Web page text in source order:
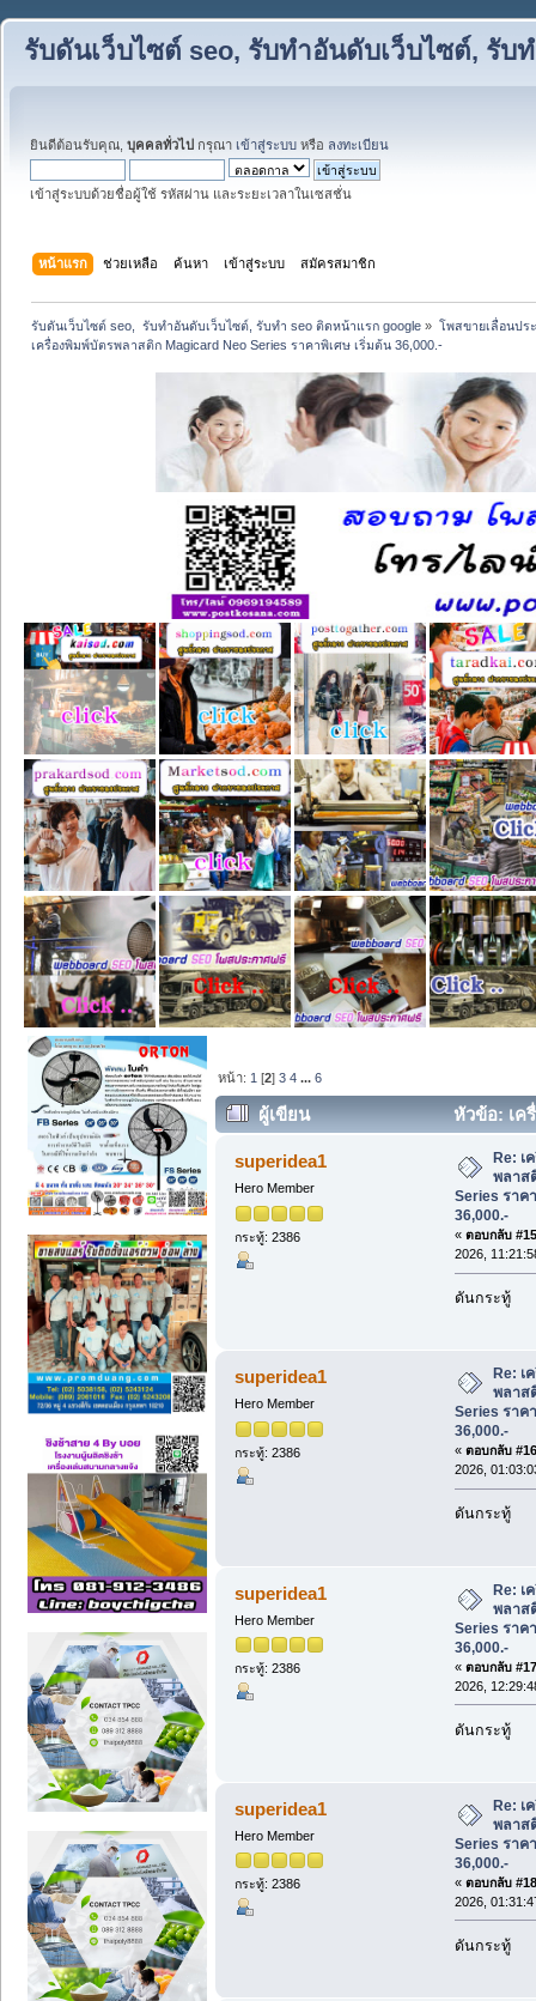
รับดันเว็บไซต์ seo, รับทำอันดับเว็บไซต์, รับ
ยินดีต้อนรับคุณ, บุคคลทั่วไป กรุณา เข้าสู่ระบบ หรือ ลงทะเบียน
เข้าสู่ระบบด้วยชื่อผู้ใช้ รหัสผ่าน และระยะเวลาในเซสชั่น
หน้าแรก ช่วยเหลือ ค้นหา เข้าสู่ระบบ สมัครสมาชิก
รับดันเว็บไซต์ seo,  รับทำอันดับเว็บไซต์, รับทำ seo ติดหน้าแรก google » โพสขายเลื่อนปร
เครื่องพิมพ์บัตรพลาสติก Magicard Neo Series ราคาพิเศษ เริ่มต้น 36,000.-
หน้า: 1 [2]3 4 ...6
ผู้เขียน
หัวข้อ: เค
Series ราคาพิเศษ เริ่มต้น 36,000.- (อ่า
superidea1
Hero Member
กระทู้: 2386
Re: เ
พลาส
Series ราค
36,000.-
« ตอบกลับ
2026,
ดันกระทู้
superidea1
Hero Member
กระทู้: 2386
Re: เ
พลาส
Series ราค
36,000.-
« ตอบกลับ
2026,
ดันกระทู้
superidea1
Hero Member
กระทู้: 2386
Re: เ
พลาส
Series ราค
36,000.-
« ตอบกลับ
2026,
ดันกระทู้
superidea1
Hero Member
กระทู้: 2386
Re: เ
พลาส
Series ราค
36,000.-
« ตอบกลับ
2026,
ดันกระทู้